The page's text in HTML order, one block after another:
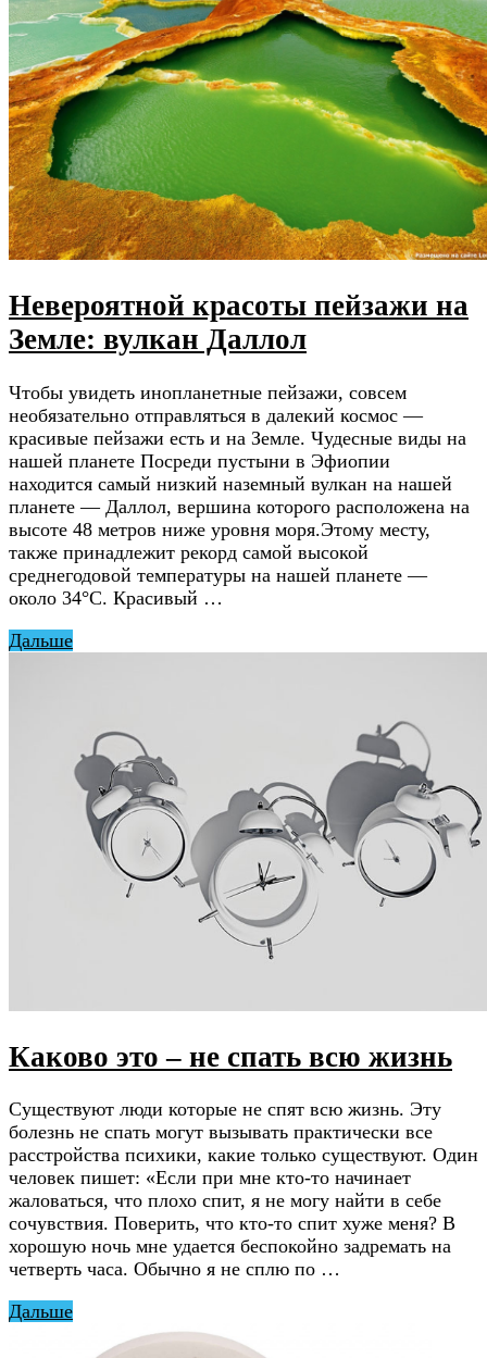
Невероятной красоты пейзажи на
Земле: вулкан Даллол
Чтобы увидеть инопланетные пейзажи, совсем
необязательно отправляться в далекий космос —
красивые пейзажи есть и на Земле. Чудесные виды на
нашей планете Посреди пустыни в Эфиопии
находится самый низкий наземный вулкан на нашей
планете — Даллол, вершина которого расположена на
высоте 48 метров ниже уровня моря.Этому месту,
также принадлежит рекорд самой высокой
среднегодовой температуры на нашей планете —
около 34°С. Красивый …
Дальше
Каково это – не спать всю жизнь
Существуют люди которые не спят всю жизнь. Эту
болезнь не спать могут вызывать практически все
расстройства психики, какие только существуют. Один
человек пишет: «Eсли при мне кто-то начинает
жаловаться, что плохо спит, я не могу найти в себе
сочувствия. Поверить, что кто-то спит хуже меня? В
хорошую ночь мне удается беспокойно задремать на
четверть часа. Обычно я не сплю по …
Дальше